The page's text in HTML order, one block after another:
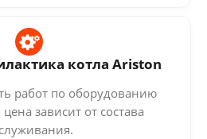
котла Ariston
работ по оборудованию
зависит от состава